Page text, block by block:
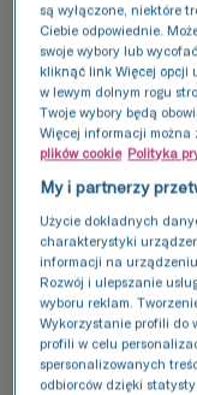
wyniku
barwnika
rozpadu
czerwonych
Około 90%
noworodków
jednak po 10-
radzić sobie
ten problem.
są wyłączone, niektóre
Ciebie odpowiednie.
swoje wybory lub
kliknąć link Więcej opcji
w lewym dolnym rogu
Twoje wybory będą
Więcej informacji
plików cookie Polityka
My i partnerzy
Użycie dokładnych
charakterystyki
informacji na
Rozwój i ulepszanie
wyboru reklam.
Wykorzystanie profili do
profili w celu
spersonalizowanych
odbiorców dzięki